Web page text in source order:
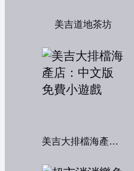
美吉道地茶坊
美吉大排檔海產店：中文版